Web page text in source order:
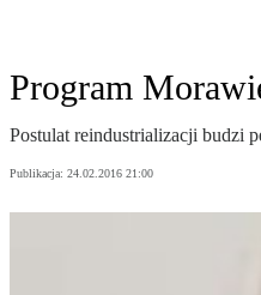
Program
Postulat reindustrializacji budzi
Publikacja: 24.02.2016 21:00